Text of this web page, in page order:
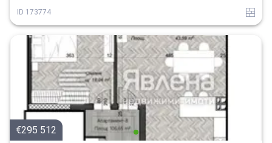
ID 173774 tuhla
€295 512